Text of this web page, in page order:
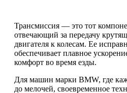
Трансмиссия — это тот
отвечающий за передачу
двигателя к колесам. Ее
обеспечивает плавное
комфорт во время езды.
Для машин марки BMW, где
до мелочей, своевременное